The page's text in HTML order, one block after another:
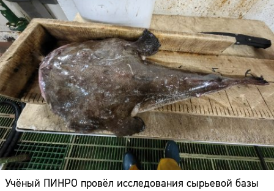
Учёный ПИНРО провёл исследования сырьевой базы